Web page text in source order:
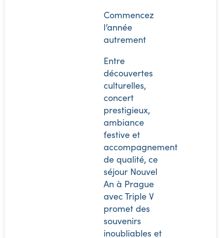
Commencez
l’année
autrement
Entre
découvertes
culturelles,
concert
prestigieux,
ambiance
festive et
accompagnement
de qualité, ce
séjour Nouvel
An à Prague
avec Triple V
promet des
souvenirs
inoubliables et